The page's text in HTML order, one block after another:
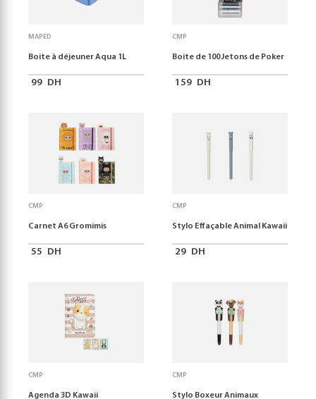
MAPED
Boite à déjeuner Aqua 1L
99 DH
CMP
Boite de 100 Jetons de Poker
159 DH
CMP
Carnet A6 Gromimis
55 DH
CMP
Stylo Effaçable Animal Kawaii
29 DH
CMP
Agenda 3D Kawaii
CMP
Stylo Boxeur Animaux